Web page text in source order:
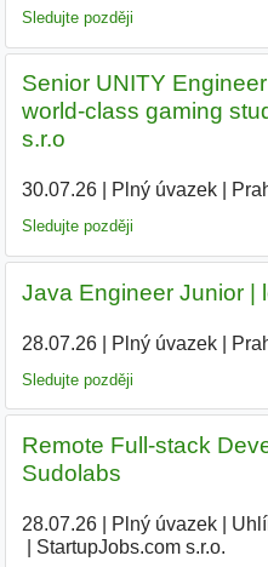
Sledujte později
Senior UNITY
world-class gaming
s.r.o
30.07.26| Plný úvazek|
Sledujte později
Java Engineer Junior |
28.07.26| Plný úvazek|
Sledujte později
Remote Full-stack
Sudolabs
28.07.26| Plný úvazek|
StartupJobs.com s.r.o.